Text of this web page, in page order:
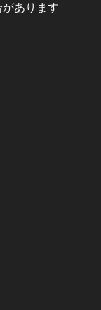
あります